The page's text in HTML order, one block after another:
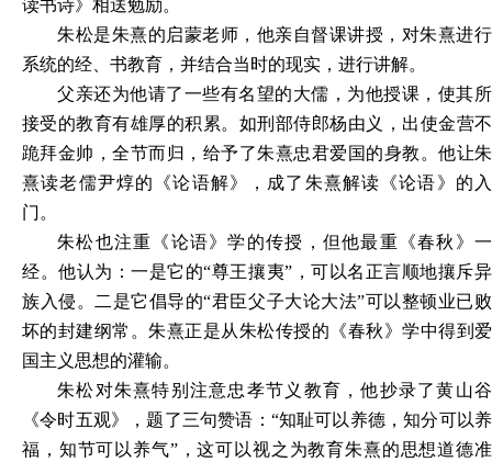
读书诗》相送勉励。
朱松是朱熹的启蒙老师，他亲自督课讲授，对朱熹进行
系统的经、书教育，并结合当时的现实，进行讲解。
父亲还为他请了一些有名望的大儒，为他授课，使其所
接受的教育有雄厚的积累。如刑部侍郎杨由义，出使金营不
跪拜金帅，全节而归，给予了朱熹忠君爱国的身教。他让朱
熹读老儒尹焞的《论语解》，成了朱熹解读《论语》的入
门。
朱松也注重《论语》学的传授，但他最重《春秋》一
经。他认为：一是它的“尊王攘夷”，可以名正言顺地攘斥异
族入侵。二是它倡导的“君臣父子大论大法”可以整顿业已败
坏的封建纲常。朱熹正是从朱松传授的《春秋》学中得到爱
国主义思想的灌输。
朱松对朱熹特别注意忠孝节义教育，他抄录了黄山谷
《令时五观》，题了三句赞语： “知耻可以养德，知分可以养
福，知节可以养气”，这可以视之为教育朱熹的思想道德准